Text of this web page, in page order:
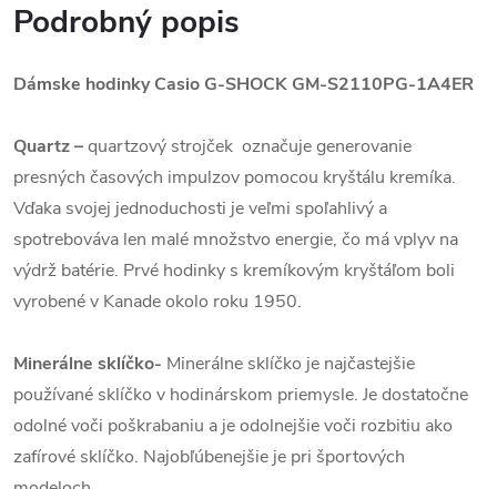
Podrobný popis
Dámske hodinky Casio G-SHOCK GM-S2110PG-1A4ER
Quartz–quartzový strojček označuje generovanie
presných časových impulzov pomocou kryštálu kremíka.
Vďaka svojej jednoduchosti je veľmi spoľahlivý a
spotrebováva len malé množstvo energie, čo má vplyv na
výdrž batérie. Prvé hodinky s kremíkovým kryštáľom boli
vyrobené v Kanade okolo roku 1950.
Minerálne sklíčko- Minerálne sklíčko je najčastejšie
používané sklíčko v hodinárskom priemysle. Je dostatočne
odolné voči poškrabaniu a je odolnejšie voči rozbitiu ako
zafírové sklíčko. Najobľúbenejšie je pri športových